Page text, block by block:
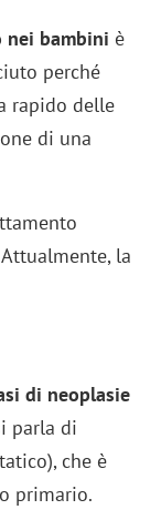
nei bambini è
perché
rapido delle
di una
la
di neoplasie
parla di
che è
primario.